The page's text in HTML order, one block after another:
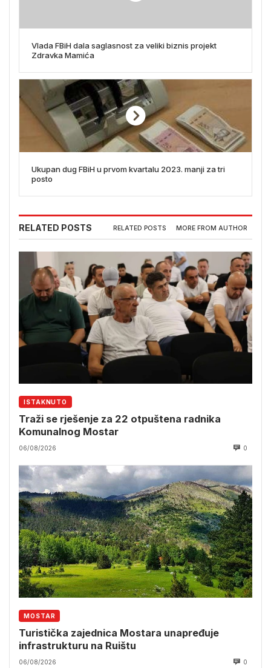
Vlada FBiH dala saglasnost za veliki biznis projekt
Zdravka Mamića
Ukupan dug FBiH u prvom kvartalu 2023. manji za tri
posto
RELATED POSTS RELATED POSTS MORE FROM AUTHOR
ISTAKNUTO
Traži se rješenje za 22 otpuštena radnika
Komunalnog Mostar
06/08/2026 0
MOSTAR
Turistička zajednica Mostara unapređuje
infrastrukturu na Ruištu
06/08/2026 0